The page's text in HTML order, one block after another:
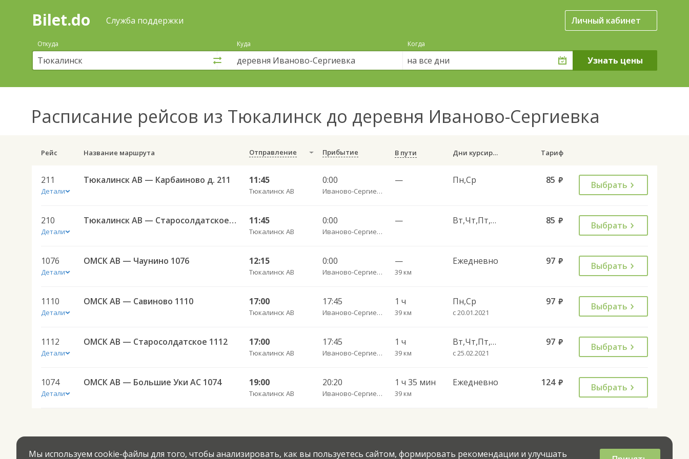
Поиск
покупка
билетов
автобус
онлайн
Bilet.do Служба поддержки Личный кабинет
Откуда Куда Когда
на все дни
Расписание рейсов из Тюкалинск до деревня Иваново-Сергиевка
Рейс Название маршрута Отправление Прибытие В пути Дни курсирования Тариф
211
Детали
Тюкалинск АВ — Карбаиново д. 211 11:45
Тюкалинск АВ
0:00
Иваново-Сергиевка д.
— Пн,Ср 85 руб. Выбрать
210
Детали
Тюкалинск АВ — Старосолдатское с. 210 11:45
Тюкалинск АВ
0:00
Иваново-Сергиевка д.
— Вт,Чт,Пт,Вс 85 руб. Выбрать
1076
Детали
ОМСК АВ — Чаунино 1076 12:15
Тюкалинск АВ
0:00
Иваново-Сергиевка д.
—
39 км
Ежедневно 97 руб. Выбрать
1110
Детали
ОМСК АВ — Савиново 1110 17:00
Тюкалинск АВ
17:45
Иваново-Сергиевка д.
1 ч
39 км
Пн,Ср
с 20.01.2021
97 руб. Выбрать
1112
Детали
ОМСК АВ — Старосолдатское 1112 17:00
Тюкалинск АВ
17:45
Иваново-Сергиевка д.
1 ч
39 км
Вт,Чт,Пт,Сб,Вс
с 25.02.2021
97 руб. Выбрать
1074
Детали
ОМСК АВ — Большие Уки АС 1074 19:00
Тюкалинск АВ
20:20
Иваново-Сергиевка д.
1 ч 35 мин
39 км
Ежедневно 124 руб. Выбрать
Мы используем cookie-файлы для того, чтобы анализировать, как вы пользуетесь сайтом, формировать рекомендации и улучшать